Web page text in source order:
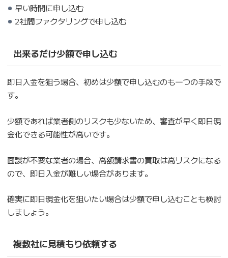
早い時間に申し込む
2社間ファクタリングで申し込む
出来るだけ少額で申し込む
即日入金を狙う場合、初めは少額で申し込むのも一つの手段で
す。
少額であれば業者側のリスクも少ないため、審査が早く即日現
金化できる可能性が高いです。
面談が不要な業者の場合、高額請求書の買取は高リスクになる
ので、即日入金が難しい場合があります。
確実に即日現金化を狙いたい場合は少額で申し込むことも検討
しましょう。
複数社に見積もり依頼する